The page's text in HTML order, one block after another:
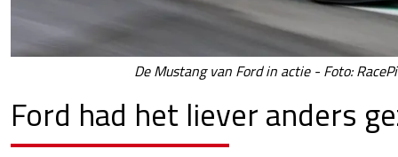
De Mustang van Ford in actie - Foto:
Ford had het liever anders